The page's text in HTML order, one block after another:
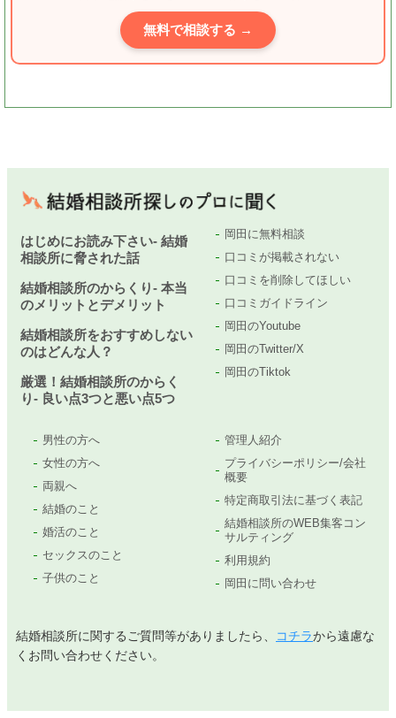
無料で相談する →
はじめにお読み下さい- 結婚
相談所に脅された話
結婚相談所のからくり- 本当
のメリットとデメリット
結婚相談所をおすすめしない
のはどんな人？
厳選！結婚相談所のからく
り- 良い点3つと悪い点5つ
岡田に無料相談
口コミが掲載されない
口コミを削除してほしい
口コミガイドライン
岡田のYoutube
岡田のTwitter/X
岡田のTiktok
男性の方へ
女性の方へ
両親へ
結婚のこと
婚活のこと
セックスのこと
子供のこと
管理人紹介
プライバシーポリシー/会社
概要
特定商取引法に基づく表記
結婚相談所のWEB集客コン
サルティング
利用規約
岡田に問い合わせ
結婚相談所に関するご質問等がありましたら、 コチラから遠慮な
くお問い合わせください。